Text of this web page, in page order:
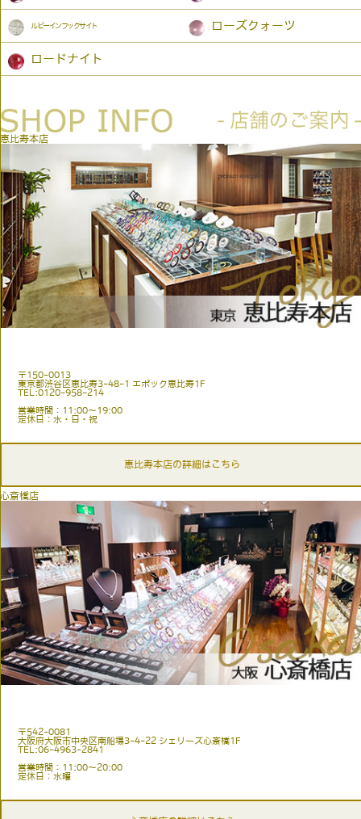
ルビーインフックサイト ローズクォーツ
ロードナイト
恵比寿本店
〒150-0013
東京都渋谷区恵比寿3-48-1 エポック恵比寿1F
TEL:0120-958-214
営業時間：11:00〜19:00
定休日：水・日・祝
恵比寿本店の詳細はこちら
心斎橋店
〒542-0081
大阪府大阪市中央区南船場3-4-22 シェリーズ心斎橋1F
TEL:06-4963-2841
営業時間：11:00〜20:00
定休日：水曜